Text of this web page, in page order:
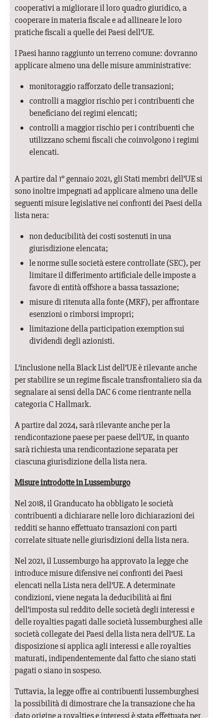
cooperativi a migliorare il loro quadro giuridico, a
cooperare in materia fiscale e ad allineare le loro
pratiche fiscali a quelle dei Paesi dell’UE.
I Paesi hanno raggiunto un terreno comune: dovranno
applicare almeno una delle misure amministrative:
monitoraggio rafforzato delle transazioni;
controlli a maggior rischio per i contribuenti che
beneficiano dei regimi elencati;
controlli a maggior rischio per i contribuenti che
utilizzano schemi fiscali che coinvolgono i regimi
elencati.
A partire dal 1° gennaio 2021, gli Stati membri dell’UE si
sono inoltre impegnati ad applicare almeno una delle
seguenti misure legislative nei confronti dei Paesi della
lista nera:
non deducibilità dei costi sostenuti in una
giurisdizione elencata;
le norme sulle società estere controllate (SEC), per
limitare il differimento artificiale delle imposte a
favore di entità offshore a bassa tassazione;
misure di ritenuta alla fonte (MRF), per affrontare
esenzioni o rimborsi impropri;
limitazione della participation exemption sui
dividendi degli azionisti.
L’inclusione nella Black List dell’UE è rilevante anche
per stabilire se un regime fiscale transfrontaliero sia da
segnalare ai sensi della DAC 6 come rientrante nella
categoria C Hallmark.
A partire dal 2024, sarà rilevante anche per la
rendicontazione paese per paese dell’UE, in quanto
sarà richiesta una rendicontazione separata per
ciascuna giurisdizione della lista nera.
Misure introdotte in Lussemburgo
Nel 2018, il Granducato ha obbligato le società
contribuenti a dichiarare nelle loro dichiarazioni dei
redditi se hanno effettuato transazioni con parti
correlate situate nelle giurisdizioni della lista nera.
Nel 2021, il Lussemburgo ha approvato la legge che
introduce misure difensive nei confronti dei Paesi
elencati nella Lista nera dell’UE. A determinate
condizioni, viene negata la deducibilità ai fini
dell’imposta sul reddito delle società degli interessi e
delle royalties pagati dalle società lussemburghesi alle
società collegate dei Paesi della lista nera dell’UE. La
disposizione si applica agli interessi e alle royalties
maturati, indipendentemente dal fatto che siano stati
pagati o siano in sospeso.
Tuttavia, la legge offre ai contribuenti lussemburghesi
la possibilità di dimostrare che la transazione che ha
dato origine a royalties e interessi è stata effettuata per